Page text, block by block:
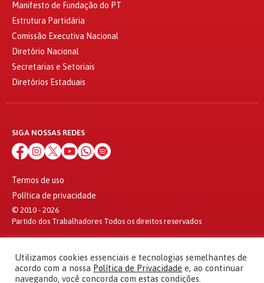
Manifesto de Fundação do PT
Estrutura Partidária
Comissão Executiva Nacional
Diretório Nacional
Secretarias e Setoriais
Diretórios Estaduais
SIGA NOSSAS REDES
Termos de uso
Política de privacidade
© 2010 - 2026
Partido dos Trabalhadores Todos os direitos reservados
Utilizamos cookies essenciais e tecnologias semelhantes de
acordo com a nossa Política de Privacidade e, ao continuar
navegando, você concorda com estas condições.